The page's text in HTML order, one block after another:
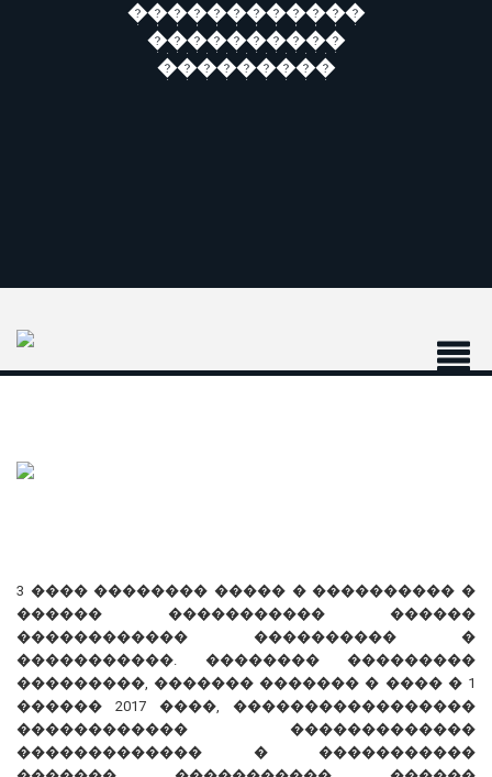
������������
����������
���������
3 ���� �������� ����� � ���������� �
������ ����������� ������
������������ ���������� �
�����������. �������� ���������
���������, ������� ������� � ���� � 1
������ 2017 ����, �����������������
������������ �������������
������������� � �����������